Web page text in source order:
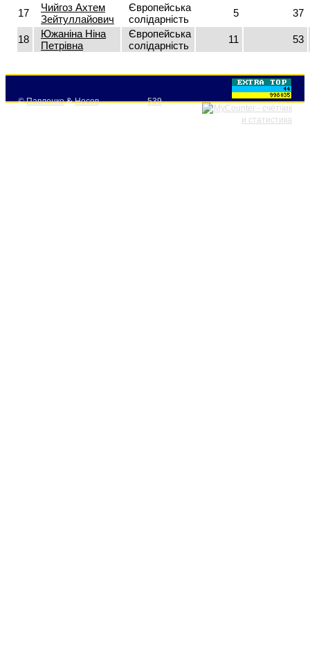
17
Чийгоз Ахтем
Зейтуллайович
Європейська
солідарність
5 37
18
Южаніна Ніна
Петрівна
Європейська
солідарність
11 53
©Павленко&Носов 539